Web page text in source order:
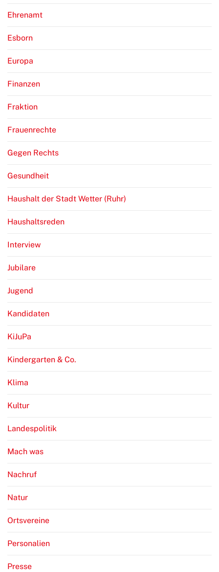
Ehrenamt
Esborn
Europa
Finanzen
Fraktion
Frauenrechte
Gegen Rechts
Gesundheit
Haushalt der Stadt Wetter (Ruhr)
Haushaltsreden
Interview
Jubilare
Jugend
Kandidaten
KiJuPa
Kindergarten & Co.
Klima
Kultur
Landespolitik
Mach was
Nachruf
Natur
Ortsvereine
Personalien
Presse